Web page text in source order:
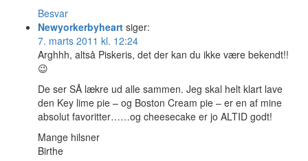
Besvar
Newyorkerbyheart siger:
7. marts 2011 kl. 12:24
Arghhh, altså Piskeris, det der kan du ikke være bekendt!!
😉
De ser SÅ lækre ud alle sammen. Jeg skal helt klart lave
den Key lime pie – og Boston Cream pie – er en af mine
absolut favoritter……og cheesecake er jo ALTID godt!
Mange hilsner
Birthe